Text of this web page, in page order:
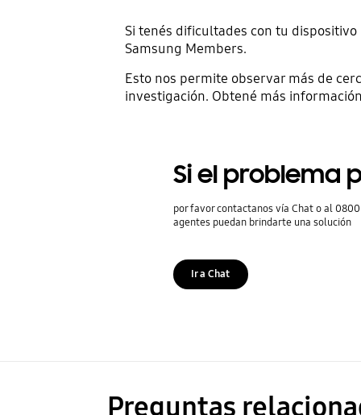
Si tenés dificultades con tu
Samsung Members.
Esto nos permite observar más de
investigación. Obtené más
Si el problema
por favor contactanos vía Chat o al 0800
agentes puedan brindarte una solución
Ir a Chat
Preguntas